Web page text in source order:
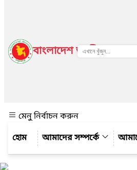
বাংলাদেশ জাতীয় তথ্য
মেনু নির্বাচন করুন
আমাদের সম্পর্কে